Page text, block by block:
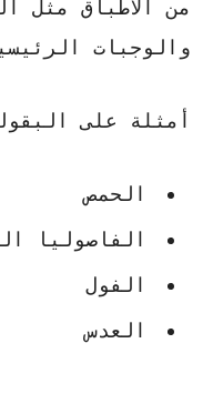
من الأطباق مثل
والوجبات
أمثلة على
الحمص
الفاصوليا
الفول
العدس